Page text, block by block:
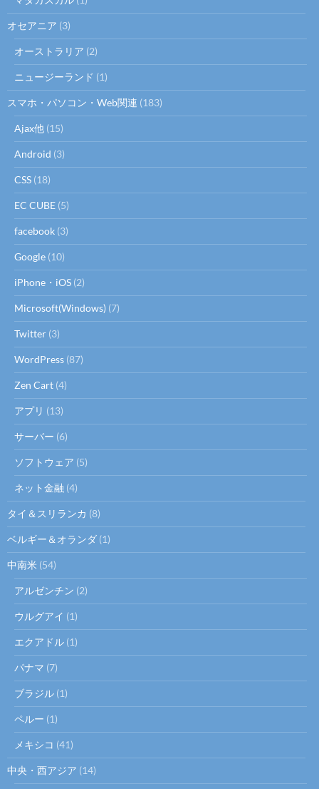
オセアニア (3)
オーストラリア (2)
ニュージーランド (1)
スマホ・パソコン・Web関連 (183)
Ajax他 (15)
Android (3)
CSS (18)
EC CUBE (5)
facebook (3)
Google (10)
iPhone・iOS (2)
Microsoft(Windows) (7)
Twitter (3)
WordPress (87)
Zen Cart (4)
アプリ (13)
サーバー (6)
ソフトウェア (5)
ネット金融 (4)
タイ＆スリランカ (8)
ベルギー＆オランダ (1)
中南米 (54)
アルゼンチン (2)
ウルグアイ (1)
エクアドル (1)
パナマ (7)
ブラジル (1)
ペルー (1)
メキシコ (41)
中央・西アジア (14)